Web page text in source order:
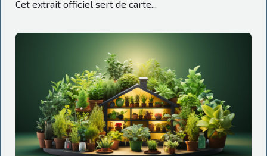
Cet extrait officiel sert de carte...